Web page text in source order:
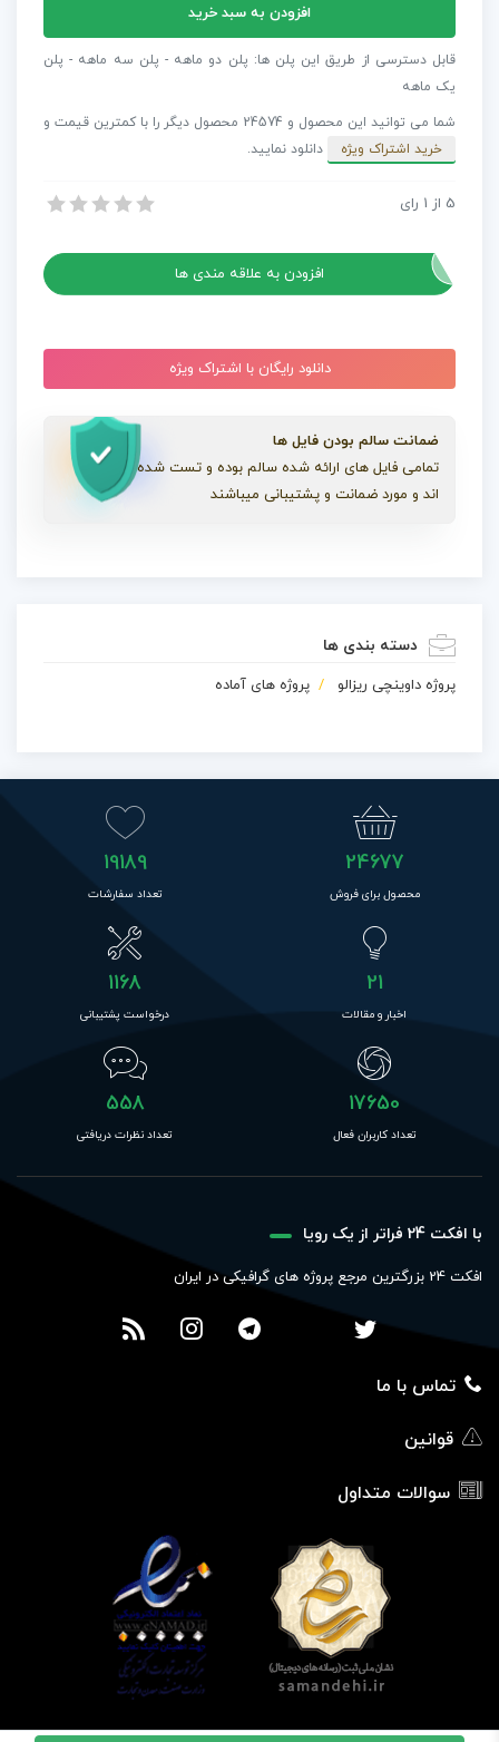
داوینچی
ریزالو
دینامیک
تله
افزودن به سبد خرید
قابل دسترسی از طریق این پلن ها: پلن دو ماهه - پلن سه ماهه - پلن
یک ماهه
شما می توانید این محصول و 24574 محصول دیگر را با کمترین قیمت و
خرید اشتراک ویژه
دانلود نمایید.
پروژه آماده داوینچی ریزالو اوپنر دینامیک تله
5 از 1 رای
افزودن به علاقه مندی ها
دانلود رایگان با اشتراک ویژه
ضمانت سالم بودن فایل ها
تمامی فایل های ارائه شده سالم بوده و تست شده
اند و مورد ضمانت و پشتیبانی میباشند
دسته بندی ها
پروژه داوینچی ریزالو پروژه های آماده
24677
محصول برای فروش
19189
تعداد سفارشات
21
اخبار و مقالات
1168
درخواست پشتیبانی
17650
تعداد کاربران فعال
558
تعداد نظرات دریافتی
با افکت 24 فراتر از یک رویا
افکت 24 بزرگترین مرجع پروژه های گرافیکی در ایران
تماس با ما
قوانین
سوالات متداول